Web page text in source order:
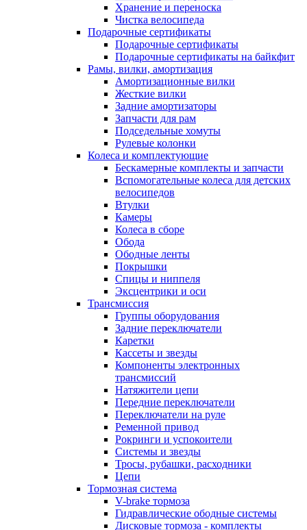
Хранение и переноска
Чистка велосипеда
Подарочные сертификаты
Подарочные сертификаты
Подарочные сертификаты на байкфит
Рамы, вилки, амортизация
Амортизационные вилки
Жесткие вилки
Задние амортизаторы
Запчасти для рам
Подседельные хомуты
Рулевые колонки
Колеса и комплектующие
Бескамерные комплекты и запчасти
Вспомогательные колеса для детских
велосипедов
Втулки
Камеры
Колеса в сборе
Обода
Ободные ленты
Покрышки
Спицы и ниппеля
Эксцентрики и оси
Трансмиссия
Группы оборудования
Задние переключатели
Каретки
Кассеты и звезды
Компоненты электронных
трансмиссий
Натяжители цепи
Передние переключатели
Переключатели на руле
Ременной привод
Рокринги и успокоители
Системы и звезды
Тросы, рубашки, расходники
Цепи
Тормозная система
V-brake тормоза
Гидравлические ободные системы
Дисковые тормоза - комплекты